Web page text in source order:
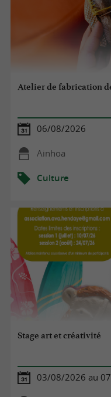
Atelier de fabrication
06/08/2026
Ainhoa
Culture
Stage art et créativité
03/08/2026 au